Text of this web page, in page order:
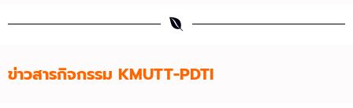
ข่าวสารกิจกรรม KMUTT-PDTI